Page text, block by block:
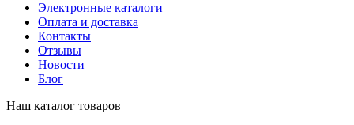
Электронные каталоги
Оплата и доставка
Контакты
Отзывы
Новости
Блог
Наш каталог товаров